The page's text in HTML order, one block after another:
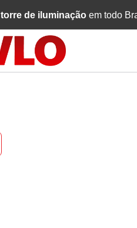
torre de iluminação em todo